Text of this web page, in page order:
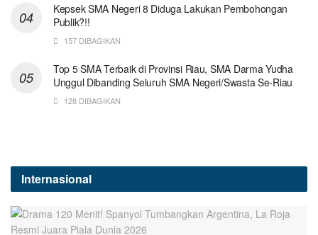
Kepsek SMA Negeri 8 Diduga Lakukan Pembohongan
Publik?!!
157 DIBAGIKAN
Top 5 SMA Terbaik di Provinsi Riau, SMA Darma Yudha
Unggul Dibanding Seluruh SMA Negeri/Swasta Se-Riau
128 DIBAGIKAN
Internasional